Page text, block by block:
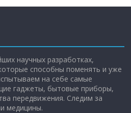
научных разработках,
способны поменять и уже
на себе самые
гаджеты, бытовые приборы,
передвижения. Следим за
медицины.